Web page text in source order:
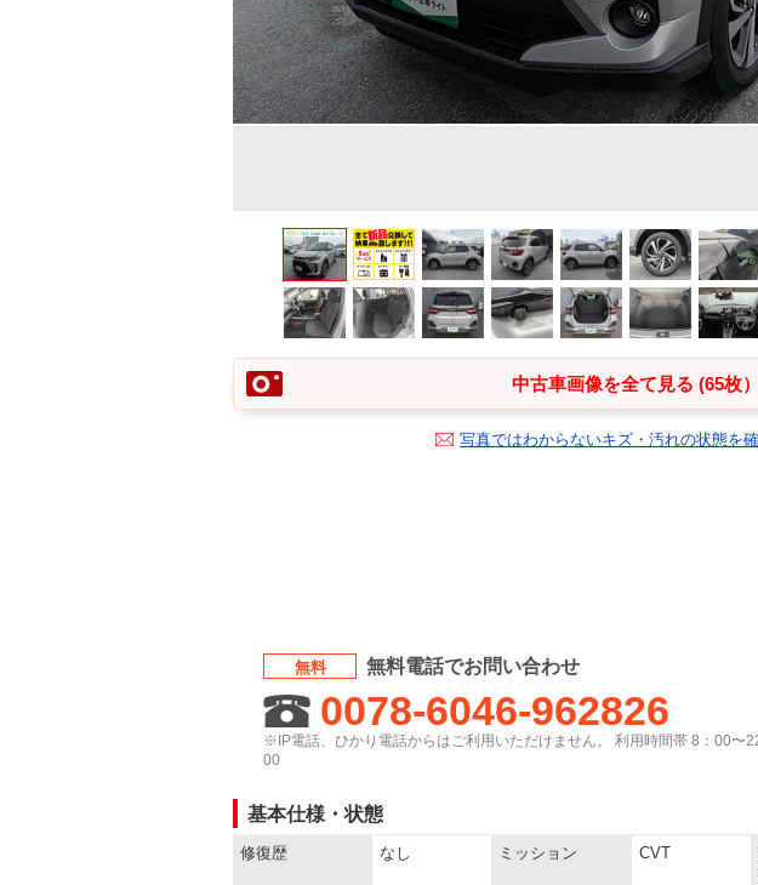
中古車画像を全て見る (65枚）
写真ではわからないキズ・汚れの状態を
無料 無料電話でお問い合わせ
0078-6046-962826
※IP電話、ひかり電話からはご利用いただけません。 利用時間帯 8：00〜
00
基本仕様・状態
修復歴 なし ミッション CVT